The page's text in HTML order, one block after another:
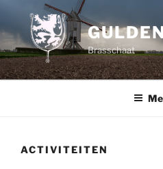
de
inhoud
Brasschaat
ACTIVITEITEN